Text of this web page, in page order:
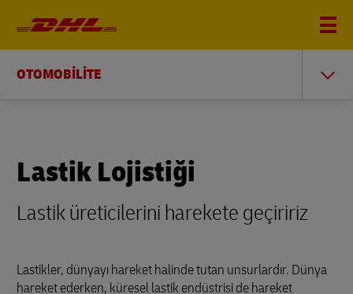
OTOMOBİLİTE
Lastik Lojistiği
Lastik üreticilerini harekete geçiririz
Lastikler, dünyayı hareket halinde tutan unsurlardır. Dünya
hareket ederken, küresel lastik endüstrisi de hareket